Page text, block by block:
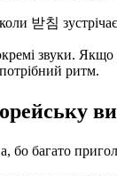
받침
звуки. Якщо
ритм.
багато